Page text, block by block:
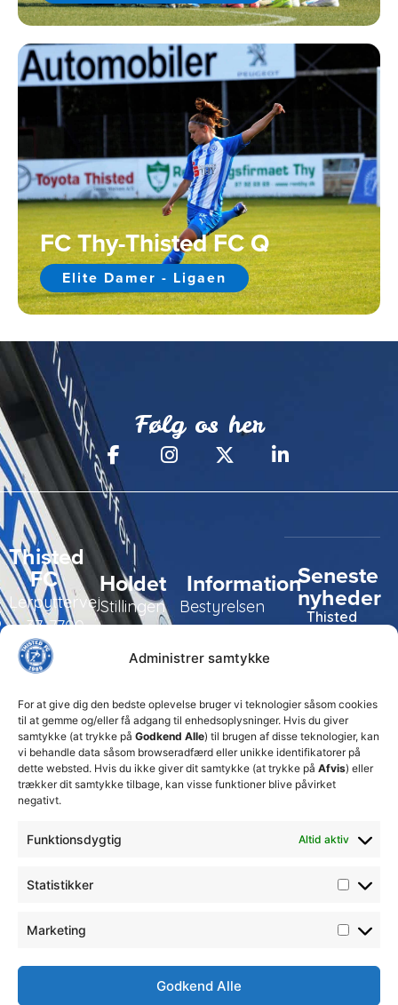
Administrer samtykke
For at give dig den bedste oplevelse bruger vi teknologier såsom cookies
til at gemme og/eller få adgang til enhedsoplysninger. Hvis du giver
samtykke (at trykke på Godkend Alle) til brugen af disse teknologier, kan
vi behandle data såsom browseradfærd eller unikke identifikatorer på
dette websted. Hvis du ikke giver dit samtykke (at trykke på Afvis) eller
trækker dit samtykke tilbage, kan visse funktioner blive påvirket
negativt.
Funktionsdygtig Altid aktiv
Statistikker
Marketing
Godkend Alle
FC Thy-Thisted FC Q
Elite Damer - Ligaen
Følg os her
Thisted
FC
Lerpyttervej
37, 7700
Thisted
99 19
19
Holdet
Stillingen
Trænerteamet
Information
Bestyrelsen
ledelse
Erhverv
Club 500
Seneste
nyheder
Thisted
for at
sikre
klubbens
fremtid
15. juli 2026
𝘀𝗽𝗶𝗹𝗹𝗲𝗿
17. april 2026
Velkommen
til Emilie
7. februar